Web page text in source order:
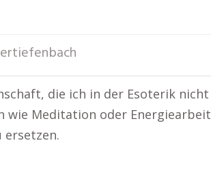
die ich in der Esoterik nicht
wie Meditation oder Energiearbeit
ersetzen.